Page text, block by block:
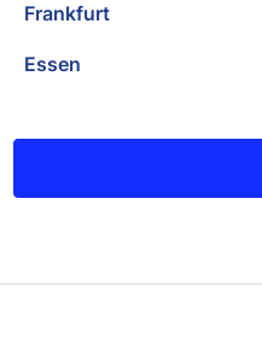
Frankfurt
Essen